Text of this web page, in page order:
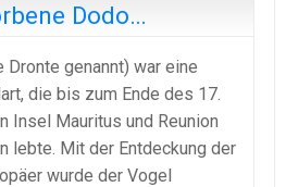
Dodo…
Dronte genannt) war eine
die bis zum Ende des 17.
Insel Mauritus und Reunion
lebte. Mit der Entdeckung der
wurde der Vogel